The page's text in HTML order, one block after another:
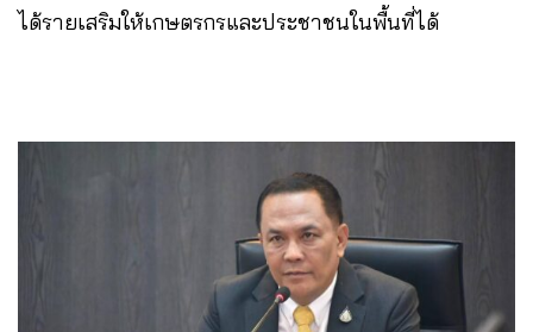
ได้รายเสริมให้เกษตรกรและประชาชนในพื้นที่ได้